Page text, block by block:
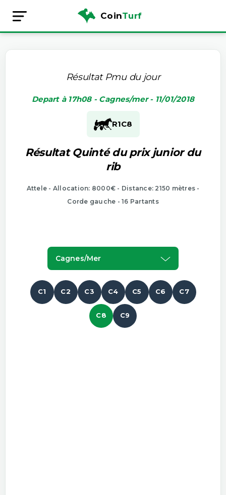
CoinTurf
Résultat Pmu du jour
Depart à 17h08 - Cagnes/mer - 11/01/2018
R1C8
Résultat Quinté du prix junior du
rib
Attele - Allocation: 8000€ - Distance: 2150 mètres -
Corde gauche - 16 Partants
Cagnes/mer
C1 C2 C3 C4 C5 C6 C7
C8 C9